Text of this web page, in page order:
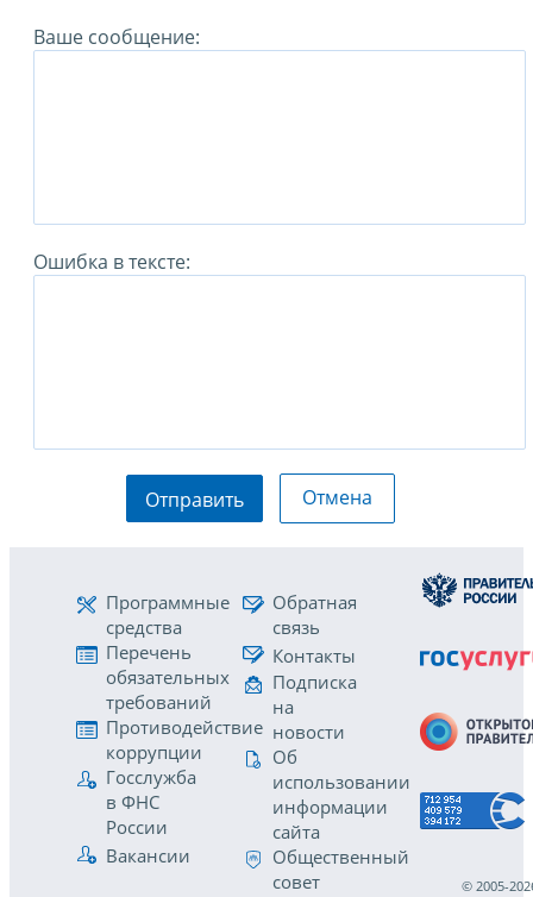
Ваше сообщение:
Ошибка в тексте:
Отправить Отмена
Программные
средства
Перечень
обязательных
требований
Противодействие
коррупции
Госслужба
в ФНС
России
Вакансии
Обратная
связь
Контакты
Подписка
на
новости
Об
использовании
информации
сайта
Общественный
совет
© 2005-